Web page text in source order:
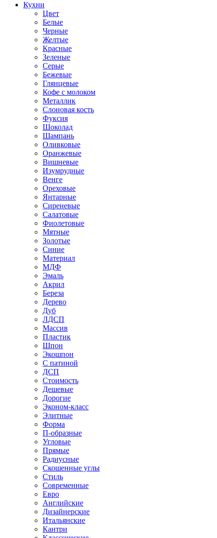
Кухни
Цвет
Белые
Черные
Желтые
Красные
Зеленые
Серые
Бежевые
Глянцевые
Кофе с молоком
Металлик
Слоновая кость
Фуксия
Шоколад
Шампань
Оливковые
Оранжевые
Вишневые
Изумрудные
Венге
Ореховые
Янтарные
Сиреневые
Салатовые
Фиолетовые
Мятные
Золотые
Синие
Материал
МДФ
Эмаль
Акрил
Береза
Дерево
Дуб
ЛДСП
Массив
Пластик
Шпон
Экошпон
С патиной
ДСП
Стоимость
Дешевые
Дорогие
Эконом-класс
Элитные
Форма
П-образные
Угловые
Прямые
Радиусные
Скошенные углы
Стиль
Современные
Евро
Английские
Дизайнерские
Итальянские
Кантри